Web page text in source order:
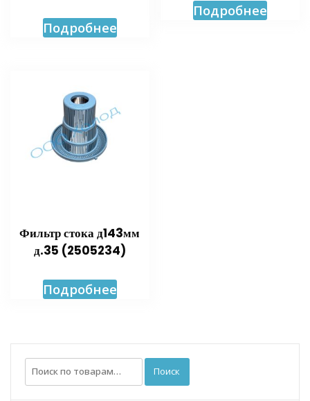
Подробнее
Подробнее
Фильтр стока д143мм
д.35 (2505234)
Подробнее
Искать: Поиск